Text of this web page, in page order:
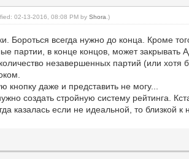
02-13-2016, 08:08 PM byShora .)
Бороться всегда нужно до конца. Кроме
партии, в конце концов, может
незавершенных партий (или
кнопку даже и представить не могу...
создать стройную систему рейтинга.
казалась если не идеальной, то близкой